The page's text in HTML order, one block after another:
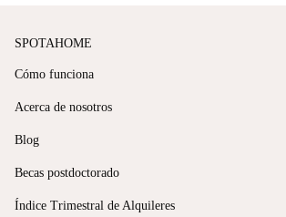
SPOTAHOME
Cómo funciona
Acerca de nosotros
Blog
Becas postdoctorado
Índice Trimestral de Alquileres